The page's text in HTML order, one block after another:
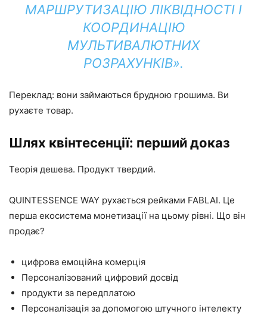
МАРШРУТИЗАЦІЮ ЛІКВІДНОСТІ І
КООРДИНАЦІЮ
МУЛЬТИВАЛЮТНИХ
РОЗРАХУНКІВ».
Переклад: вони займаються брудною грошима. Ви
рухаєте товар.
Шлях квінтесенції: перший доказ
Теорія дешева. Продукт твердий.
QUINTESSENCE WAY рухається рейками FABLAI. Це
перша екосистема монетизації на цьому рівні. Що він
продає?
цифрова емоційна комерція
Персоналізований цифровий досвід
продукти за передплатою
Персоналізація за допомогою штучного інтелекту